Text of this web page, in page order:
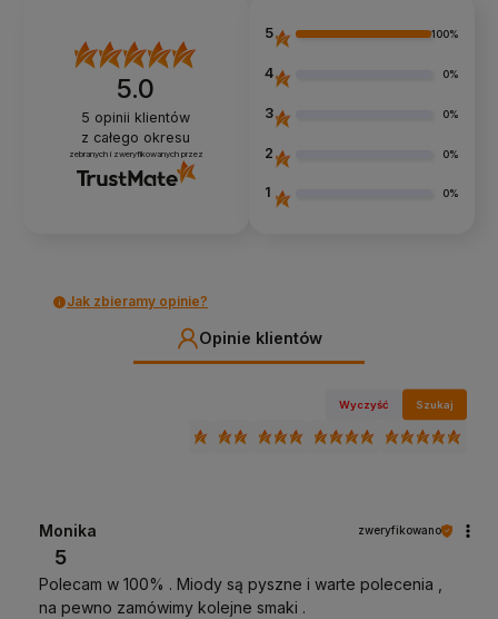
5.0
5 opinii klientów
z całego okresu
zebranych i zweryfikowanych przez
5 100%
4 0%
3 0%
2 0%
1 0%
Jak zbieramy opinie?
Opinie klientów
Wyczyść Szukaj
Monika zweryfikowano
5
Polecam w 100% . Miody są pyszne i warte polecenia ,
na pewno zamówimy kolejne smaki .